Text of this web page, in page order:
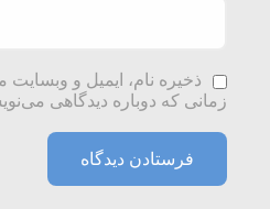
ذخیره نام، ایمیل و
زمانی که دوباره دیدگاهی